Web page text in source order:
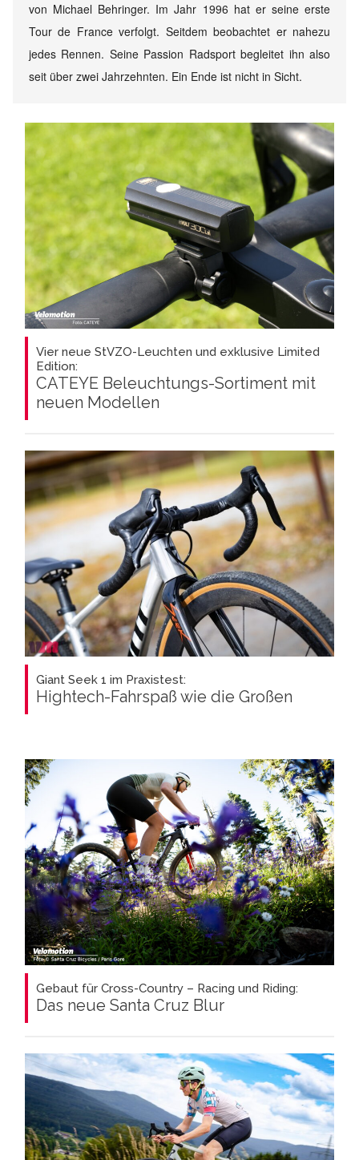
von Michael Behringer. Im Jahr 1996 hat er seine erste
Tour de France verfolgt. Seitdem beobachtet er nahezu
jedes Rennen. Seine Passion Radsport begleitet ihn also
seit über zwei Jahrzehnten. Ein Ende ist nicht in Sicht.
Vier neue StVZO-Leuchten und exklusive Limited
Edition:
CATEYE Beleuchtungs-Sortiment mit
neuen Modellen
Giant Seek 1 im Praxistest:
Hightech-Fahrspaß wie die Großen
Gebaut für Cross-Country – Racing und Riding:
Das neue Santa Cruz Blur